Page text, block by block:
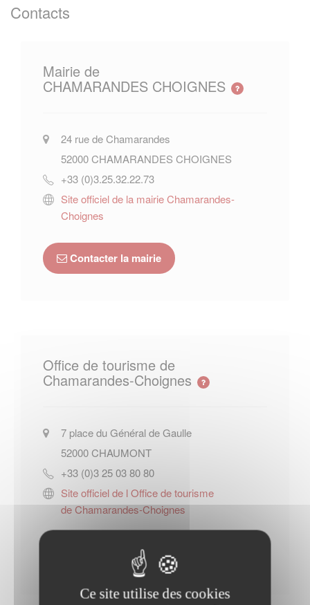
Contacts
Mairie de
CHAMARANDES CHOIGNES
24 rue de Chamarandes
52000CHAMARANDES CHOIGNES
+33 (0)3.25.32.22.73
Site officiel de la mairie Chamarandes-
Choignes
Contacter la mairie
Office de tourisme de
Chamarandes-Choignes
7 place du Général de Gaulle
52000CHAUMONT
+33 (0)3 25 03 80 80
Site officiel de l Office de tourisme
de Chamarandes-Choignes
Contacter l'office de tourisme
Ce site utilise des cookies